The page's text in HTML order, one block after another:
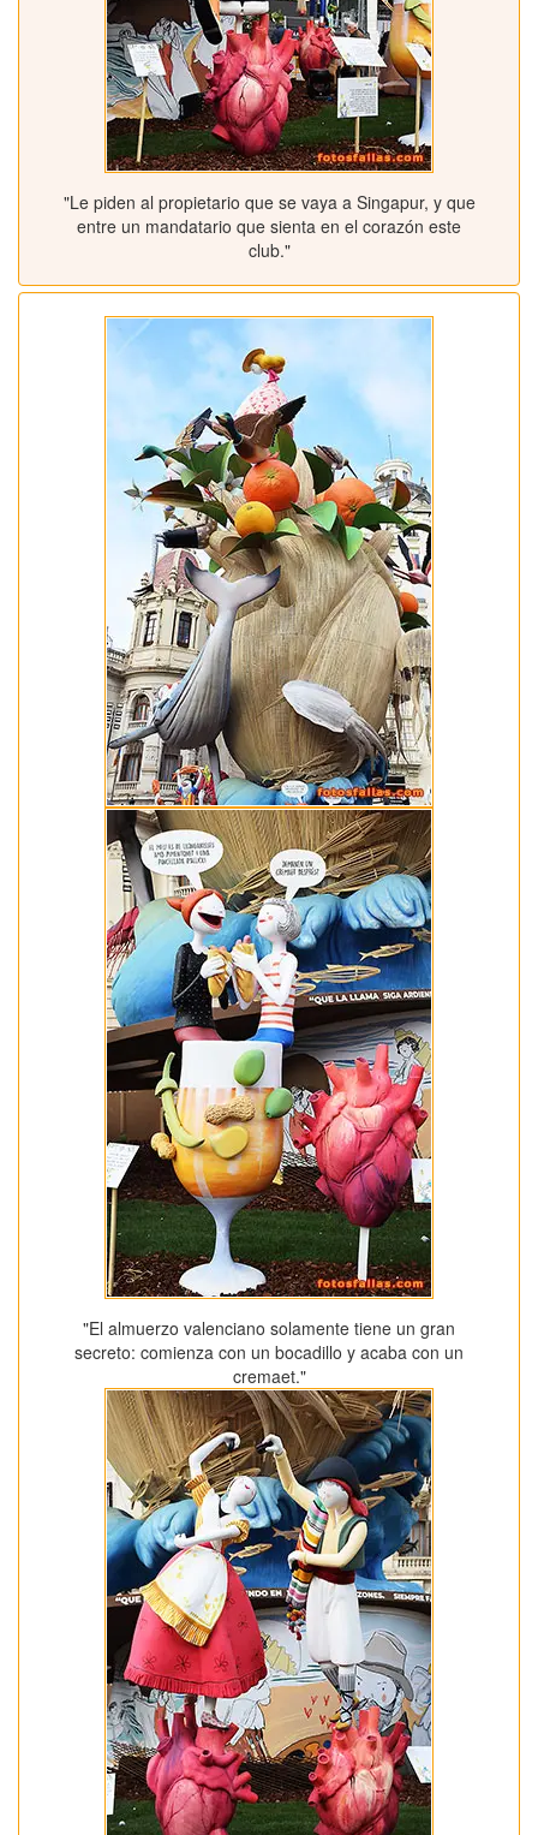
"Le piden al propietario que se vaya a Singapur, y que
entre un mandatario que sienta en el corazón este
club."
"El almuerzo valenciano solamente tiene un gran
secreto: comienza con un bocadillo y acaba con un
cremaet."